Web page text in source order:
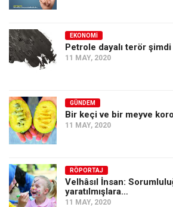
EKONOMI
Petrole dayalı terör
11 MAY, 2020
GÜNDEM
Bir keçi ve bir meyve
11 MAY, 2020
RÖPORTAJ
Velhâsıl İnsan:
yaratılmışlara…
11 MAY, 2020